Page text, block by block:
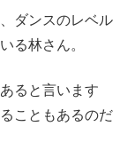
ダンスのレベル
る林さん。
ると言います
こともあるのだ